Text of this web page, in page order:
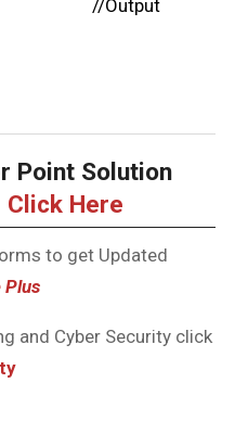
//Output
Point Solution
Click Here
to get Updated
Plus
and Cyber Security click